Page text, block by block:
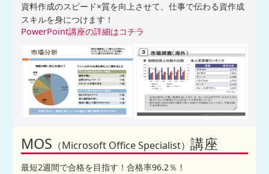
資料作成のスピード×質を向上させて、仕事で伝わる資作成
スキルを身につけます！
PowerPoint講座の詳細はコチラ
MOS （Microsoft Office Specialist）講座
最短2週間で合格を目指す！合格率96.2％！